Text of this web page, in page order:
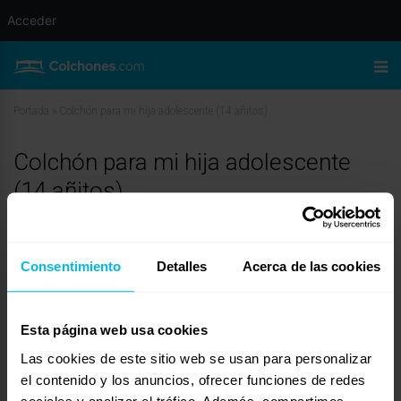
Consentimiento Detalles Acerca de las cookies
Esta página web usa cookies
Las cookies de este sitio web se usan para personalizar
el contenido y los anuncios, ofrecer funciones de redes
Colchón para mi hija adolescente
(14 añitos)
#11150
Características
El sistema de muelles ensacados está dispuesto en bolsitas individuales
acero templado para evitar deformaciones que aparecen con el paso del
Acceder